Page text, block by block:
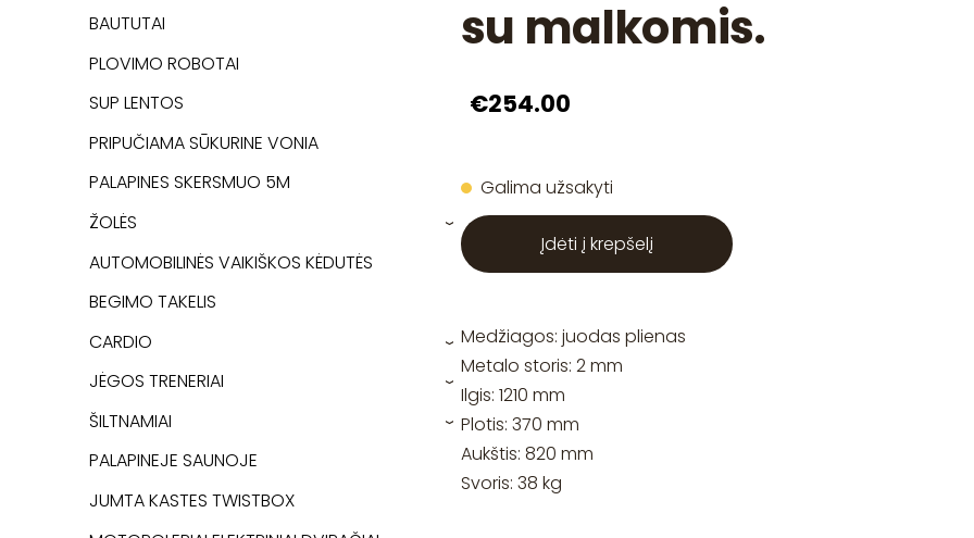
BAUTUTAI
PLOVIMO ROBOTAI
SUP LENTOS
PRIPUČIAMA SŪKURINE VONIA
PALAPINES SKERSMUO 5M
ŽOLĖS
›
AUTOMOBILINĖS VAIKIŠKOS KĖDUTĖS
BEGIMO TAKELIS
CARDIO
›
JĖGOS TRENERIAI ›
ŠILTNAMIAI ›
PALAPINEJE SAUNOJE
JUMTA KASTES TWISTBOX
su malkomis.
€254.00
Galima užsakyti
Įdėti į krepšelį
Medžiagos: juodas plienas
Metalo storis: 2 mm
Ilgis: 1210 mm
Plotis: 370 mm
Aukštis: 820 mm
Svoris: 38 kg